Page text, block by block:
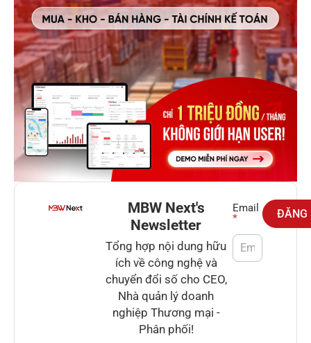
MBW Next's
Newsletter
Tổng hợp nội dung hữu
ích về công nghệ và
chuyển đổi số cho CEO,
Nhà quản lý doanh
nghiệp Thương mại -
Phân phối!
Newsletter
Email
*
ĐĂNG